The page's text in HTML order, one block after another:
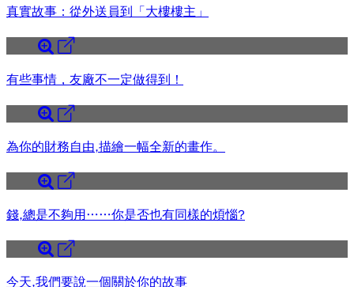
真實故事：從外送員到「大樓樓主」
有些事情，友廠不一定做得到！
為你的財務自由,描繪一幅全新的畫作。
錢,總是不夠用……你是否也有同樣的煩惱?
今天,我們要說一個關於你的故事